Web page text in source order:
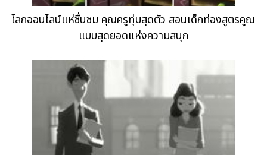
โลกออนไลน์แห่ชื่นชม คุณครูทุ่มสุดตัว สอนเด็กท่องสูตรคูณ
แบบสุดยอดแห่งความสนุก